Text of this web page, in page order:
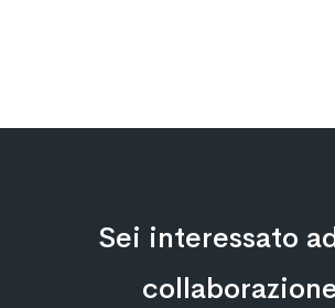
Sei interessato